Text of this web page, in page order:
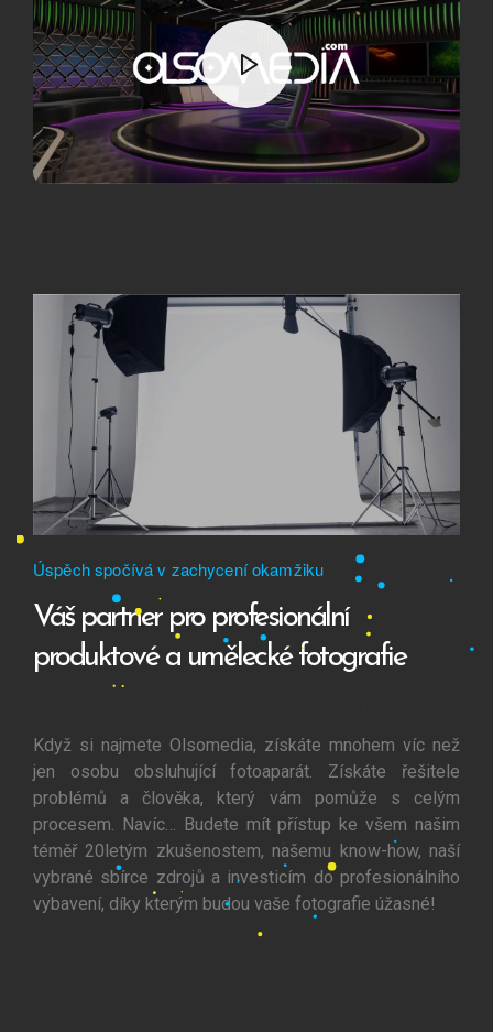
Úspěch spočívá v zachycení okamžiku
Váš partner pro profesionální
produktové a umělecké fotografie
Když si najmete Olsomedia, získáte mnohem víc než
jen osobu obsluhující fotoaparát. Získáte řešitele
problémů a člověka, který vám pomůže s celým
procesem. Navíc… Budete mít přístup ke všem našim
téměř 20letým zkušenostem, našemu know-how, naší
vybrané sbírce zdrojů a investicím do profesionálního
vybavení, díky kterým budou vaše fotografie úžasné!